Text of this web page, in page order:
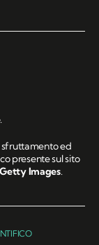
.
sfruttamento ed
presente sul sito
Getty Images.